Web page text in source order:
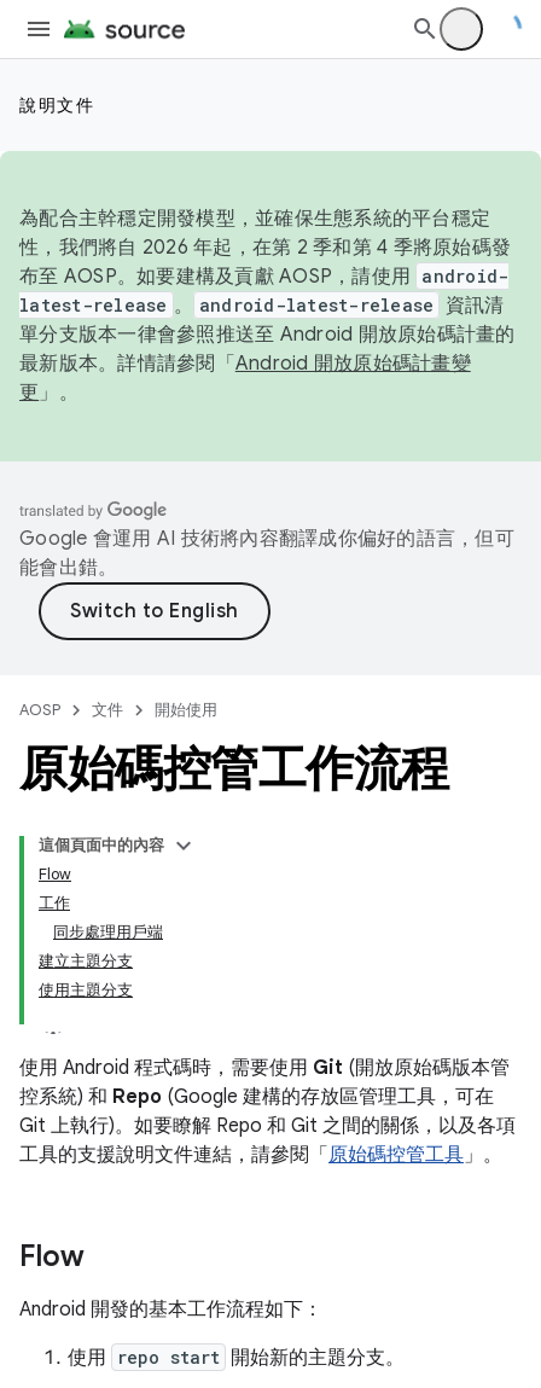
說明文件
為配合主幹穩定開發模型，並確保生態系統的平台穩定
性，我們將自 2026 年起，在第 2 季和第 4 季將原始碼發
布至 AOSP。如要建構及貢獻 AOSP，請使用 android-
latest-release 。 android-latest-release
資訊清
單分支版本一律會參照推送至 Android 開放原始碼計畫的
最新版本。詳情請參閱「 Android 開放原始碼計畫變
更 」。
Google 會運用 AI 技術將內容翻譯成你偏好的語言，但可
能會出錯。
AOSP 文件 開始使用
原始碼控管工作流程
這個頁面中的內容
Flow
工作
同步處理用戶端
建立主題分支
使用主題分支
使用 Android 程式碼時，需要使用 Git (開放原始碼版本管
控系統) 和 Repo (Google 建構的存放區管理工具，可在
Git 上執行)。如要瞭解 Repo 和 Git 之間的關係，以及各項
工具的支援說明文件連結，請參閱「 原始碼控管工具」。
Flow
Android 開發的基本工作流程如下：
使用
repo start 開始新的主題分支。